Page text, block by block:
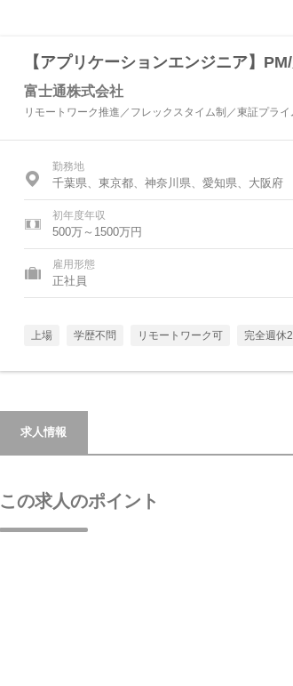
【アプリケーションエンジニア】
富士通株式会社
リモートワーク推進／フレックスタイム制／東証プラ
勤務地
千葉県、東京都、神奈川県、愛知県、大阪府
初年度年収
500万～1500万円
雇用形態
正社員
上場 学歴不問 リモートワーク可 完全週休
求人情報
この求人のポイント